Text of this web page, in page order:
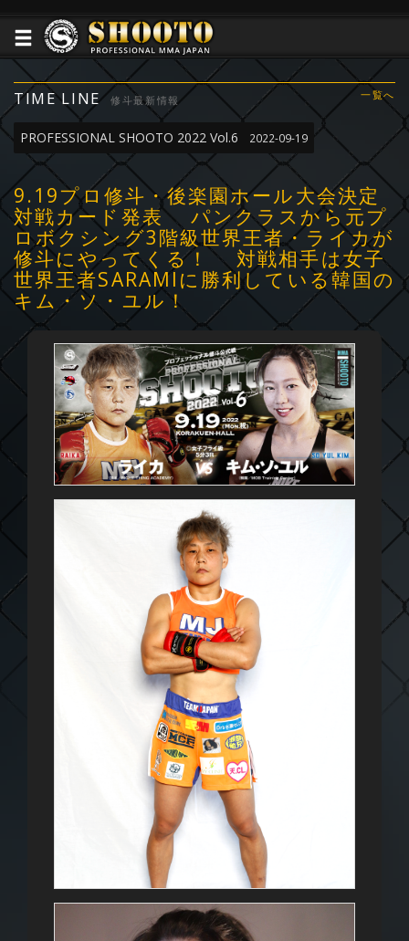
TIME LINE 修斗最新情報 一覧へ
PROFESSIONAL SHOOTO 2022 Vol.6 2022-09-19
9.19プロ修斗・後楽園ホール大会決定
対戦カード発表 パンクラスから元プ
ロボクシング3階級世界王者・ライカが
修斗にやってくる！ 対戦相手は女子
世界王者SARAMIに勝利している韓国の
キム・ソ・ユル！